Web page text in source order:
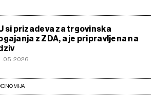
si prizadeva za trgovinska
z ZDA, a je pripravljena na